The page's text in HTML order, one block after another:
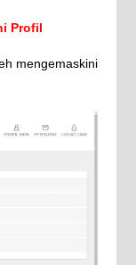
Profil
mengemaskini